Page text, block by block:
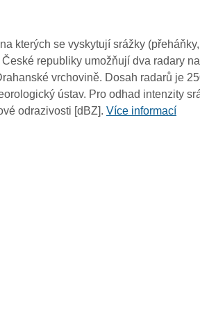
kterých se vyskytují srážky (přeháňky,
republiky umožňují dva radary
vrchovině. Dosah radarů je
ústav. Pro odhad intenzity
odrazivosti [dBZ].Více informací